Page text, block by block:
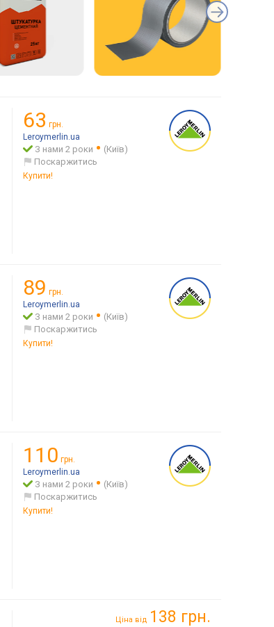
63 грн.
Leroymerlin.ua
З нами 2 роки
(Київ)
Поскаржитись
Купити!
89 грн.
Leroymerlin.ua
З нами 2 роки
(Київ)
Поскаржитись
Купити!
110 грн.
Leroymerlin.ua
З нами 2 роки
(Київ)
Поскаржитись
Купити!
Ціна від 138 грн.